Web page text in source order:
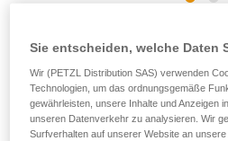
Kopfband DUO
Ersatzkopfband für DUO-
Ersatzkopfband für DUO-
Sie entscheiden, welche Daten
Wir (PETZL Distribution SAS) verwenden
Technologien, um das ordnungsgemäße
gewährleisten, unsere Inhalte und Anzeigen
unseren Datenverkehr zu analysieren. Wir
Surfverhalten auf unserer Website an